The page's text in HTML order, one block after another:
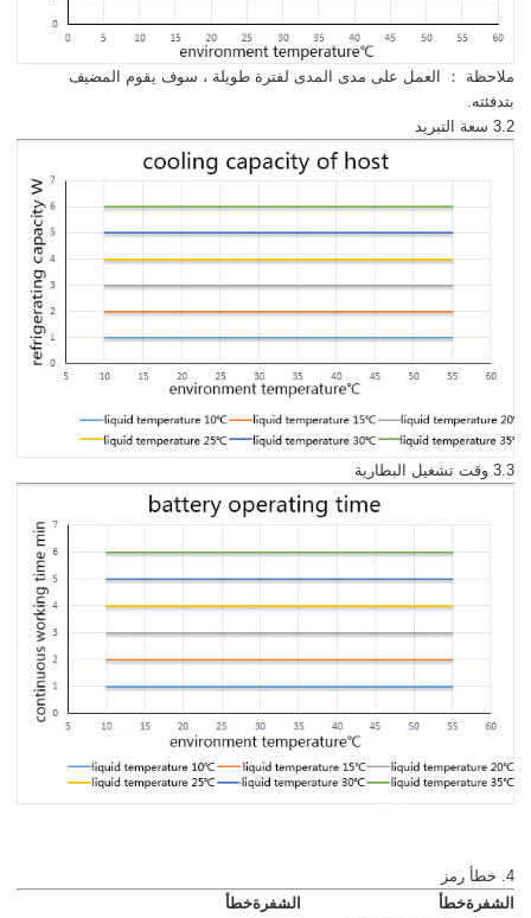
ملاحظة ： العمل على مدى المدى لفترة طويلة ، سوف يقوم المضيف
بتدفئته.
3.2 سعة التبريد
3.3 وقت تشغيل البطارية
4. خطأ رمز
الشفرةخطأ الشفرةخطأ